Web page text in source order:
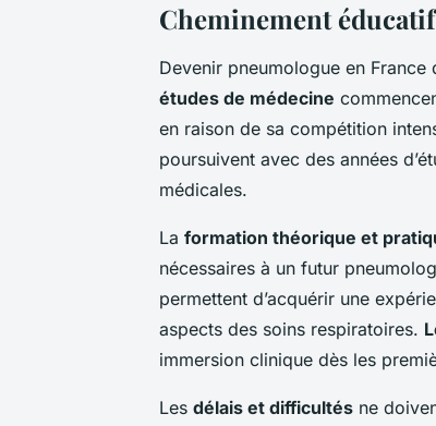
Cheminement
Devenir pneumologue en
études de médecine
en raison de sa compétition
poursuivent avec des années
médicales.
La formation théorique et
nécessaires à un futur
permettent d’acquérir une
aspects des soins respiratoires.
immersion clinique dès les
Les délais et difficultés ne